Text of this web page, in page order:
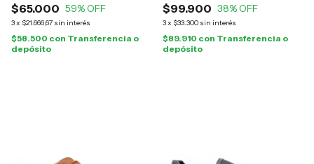
$65.000 59% OFF
3x $21.666,67 sin interés
$58.500 con Transferencia o
depósito
$99.900 38% OFF
3x $33.300 sin interés
$89.910 con Transferencia o
depósito